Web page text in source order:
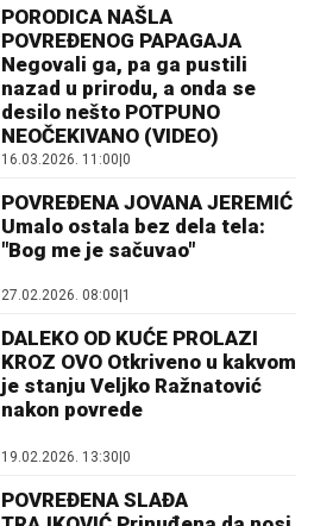
PORODICA NAŠLA
POVREĐENOG PAPAGAJA
Negovali ga, pa ga pustili
nazad u prirodu, a onda se
desilo nešto POTPUNO
NEOČEKIVANO (VIDEO)
16.03.2026. 11:00|0
POVREĐENA JOVANA JEREMIĆ
Umalo ostala bez dela tela:
"Bog me je sačuvao"
27.02.2026. 08:00 1
DALEKO OD KUĆE PROLAZI
KROZ OVO Otkriveno u kakvom
je stanju Veljko Ražnatović
nakon povrede
19.02.2026. 13:30 0
POVREĐENA SLAĐA